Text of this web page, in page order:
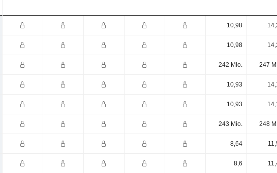
10,98
10,98
242 Mio. 247
10,93
10,93
243 Mio. 248
8,64
8,6